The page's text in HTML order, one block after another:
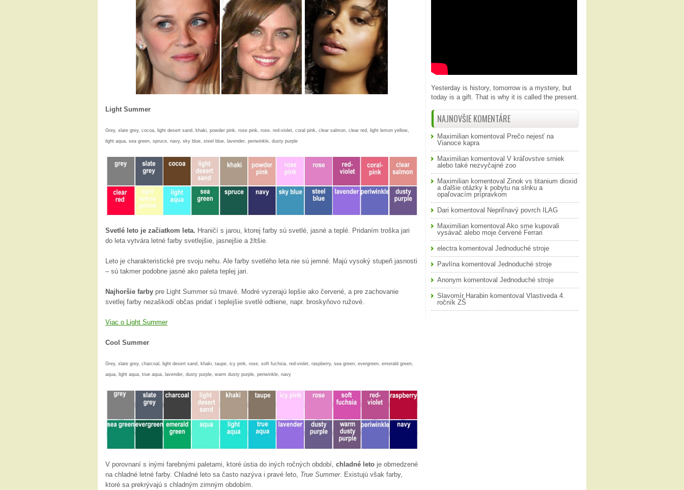
Light Summer
Grey, slate grey, cocoa, light desert sand, khaki, powder pink, rose pink, rose, red-violet, coral pink, clear salmon, clear red, light lemon yellow,
light aqua, sea green, spruce, navy, sky blue, steel blue, lavender, periwinkle, dusty purple
Svetlé leto je začiatkom leta. Hraničí s jarou, ktorej farby sú svetlé, jasné a teplé. Pridaním troška jari
do leta vytvára letné farby svetlejšie, jasnejšie a žltšie.
Leto je charakteristické pre svoju nehu. Ale farby svetlého leta nie sú jemné. Majú vysoký stupeň jasnosti
– sú takmer podobne jasné ako paleta teplej jari.
Najhoršie farby pre Light Summer sú tmavé. Modré vyzerajú lepšie ako červené, a pre zachovanie
svetlej farby nezaškodí občas pridať i teplejšie svetlé odtiene, napr. broskyňovo ružové.
Viac o Light Summer
Cool Summer
Grey, slate grey, charcoal, light desert sand, khaki, taupe, icy pink, rose, soft fuchsia, red-violet, raspberry, sea green, evergreen, emerald green,
aqua, light aqua, true aqua, lavender, dusty purple, warm dusty purple, periwinkle, navy
V porovnaní s inými farebnými paletami, ktoré ústia do iných ročných období, chladné leto je obmedzené
na chladné letné farby. Chladné leto sa často nazýva i pravé leto, True Summer. Existujú však farby,
ktoré sa prekrývajú s chladným zimným obdobím.
Yesterday is history, tomorrow is a mystery, but
today is a gift. That is why it is called the present.
NAJNOVŠIE KOMENTÁRE
Maximilian komentoval Prečo nejesť na
Vianoce kapra
Maximilian komentoval V kráľovstve srniek
alebo také nezvyčajné zoo
Maximilian komentoval Zinok vs titanium dioxid
a ďalšie otázky k pobytu na slnku a
opaľovacím prípravkom
Dari komentoval Nepriľnavý povrch ILAG
Maximilian komentoval Ako sme kupovali
vysávač alebo moje červené Ferrari
electrakomentoval Jednoduché stroje
Pavlínakomentoval Jednoduché stroje
Anonym komentoval Jednoduché stroje
Slavomír Harabin komentoval Vlastiveda 4.
ročník ZŠ